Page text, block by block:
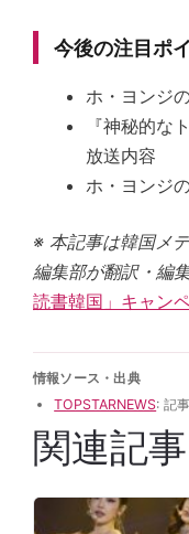
今後の注目ポ
ホ・ヨンジ
『神秘的な
放送内容
ホ・ヨンジ
※ 本記事は韓国メ
編集部が翻訳・編
読書韓国」キャン
情報ソース・出典
TOPSTARNEWS: 記
関連記事